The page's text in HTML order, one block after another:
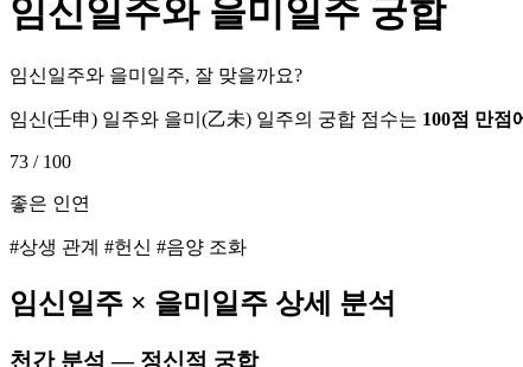
임신일주와 을미일주 궁합
임신일주와 을미일주, 잘 맞을까요?
임신(壬申) 일주와 을미 (乙未) 일주의 궁합 점수는 100점 만점
73 / 100
좋은 인연
#상생 관계 #헌신 #음양 조화
임신일주 × 을미 일주 상세 분석
천간 분석 — 정신적 궁합